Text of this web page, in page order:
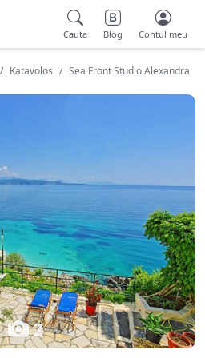
Cauta Blog Contul meu
Katavolos Sea Front Studio Alexandra
2